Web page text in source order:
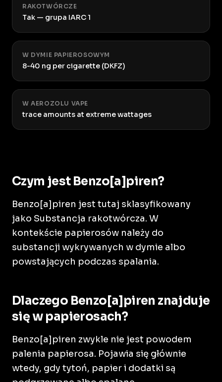
RAKOTWÓRCZE
Tak — grupa IARC 1
W DYMIE PAPIEROSOWYM
8-40 ng per cigarette (DKFZ)
W AEROZOLU VAPE
trace amounts at extreme wattages
Czym jest Benzo[a]piren?
Benzo[a]piren jest tutaj sklasyfikowany
jako Substancja rakotwórcza. W
kontekście papierosów należy do
substancji wykrywanych w dymie albo
powstających podczas spalania.
Dlaczego Benzo[a]piren znajduje
się w papierosach?
Benzo[a]piren zwykle nie jest powodem
palenia papierosa. Pojawia się głównie
wtedy, gdy tytoń, papier i dodatki są